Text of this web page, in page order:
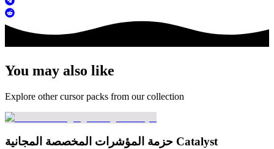
You may also like
Explore other cursor packs from our collection
حزمة المؤشرات المخصصة المجانية Catalyst